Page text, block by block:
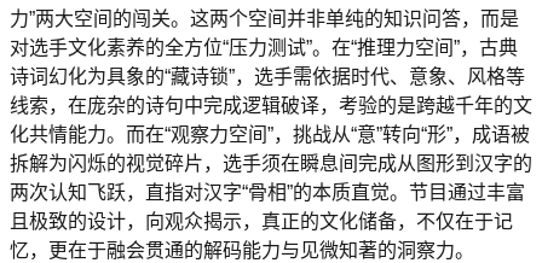
力”两大空间的闯关。这两个空间并非单纯的知识问答，而是
对选手文化素养的全方位“压力测试”。在“推理力空间”，古典
诗词幻化为具象的“藏诗锁”，选手需依据时代、意象、风格等
线索，在庞杂的诗句中完成逻辑破译，考验的是跨越千年的文
化共情能力。而在“观察力空间”，挑战从“意”转向“形”，成语被
拆解为闪烁的视觉碎片，选手须在瞬息间完成从图形到汉字的
两次认知飞跃，直指对汉字“骨相”的本质直觉。节目通过丰富
且极致的设计，向观众揭示，真正的文化储备，不仅在于记
忆，更在于融会贯通的解码能力与见微知著的洞察力。